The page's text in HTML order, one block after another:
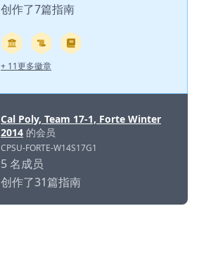
创作了7篇指南
+ 11更多徽章
Cal Poly, Team 17-1, Forte Winter
2014 的会员
CPSU-FORTE-W14S17G1
5 名成员
创作了31篇指南